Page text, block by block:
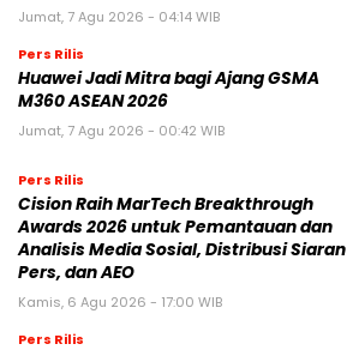
Jumat, 7 Agu 2026 - 04:14 WIB
Pers Rilis
Huawei Jadi Mitra bagi Ajang GSMA
M360 ASEAN 2026
Jumat, 7 Agu 2026 - 00:42 WIB
Pers Rilis
Cision Raih MarTech Breakthrough
Awards 2026 untuk Pemantauan dan
Analisis Media Sosial, Distribusi Siaran
Pers, dan AEO
Kamis, 6 Agu 2026 - 17:00 WIB
Pers Rilis